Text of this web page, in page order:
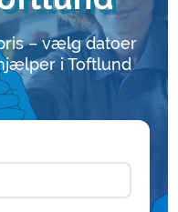
– vælg datoer
i Toftlund